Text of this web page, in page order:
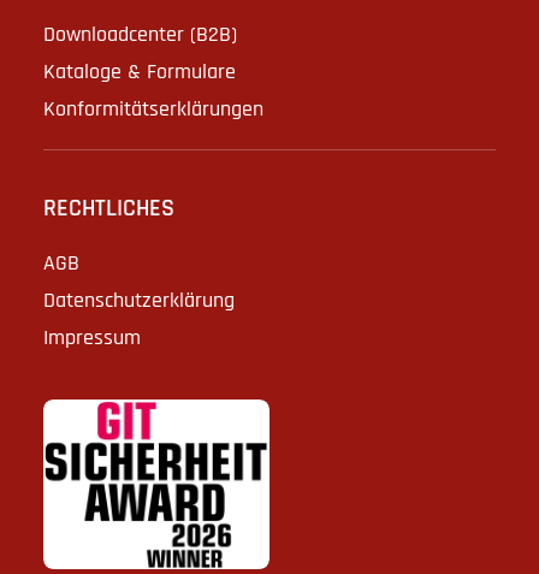
Downloadcenter (B2B)
Kataloge & Formulare
Konformitätserklärungen
RECHTLICHES
AGB
Datenschutzerklärung
Impressum